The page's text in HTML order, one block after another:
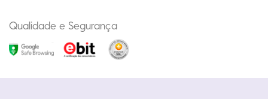
Qualidade e Segurança